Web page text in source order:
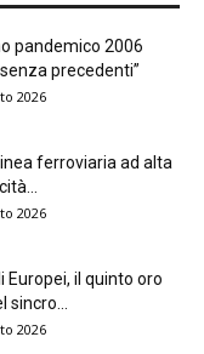
pandemico 2006
precedenti”
2026
ferroviaria ad alta
2026
Europei, il quinto oro
sincro...
2026